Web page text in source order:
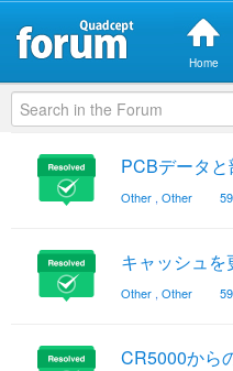
Home
PCBデータ
Other , Other
キャッシュを
Other , Other
CR5000から